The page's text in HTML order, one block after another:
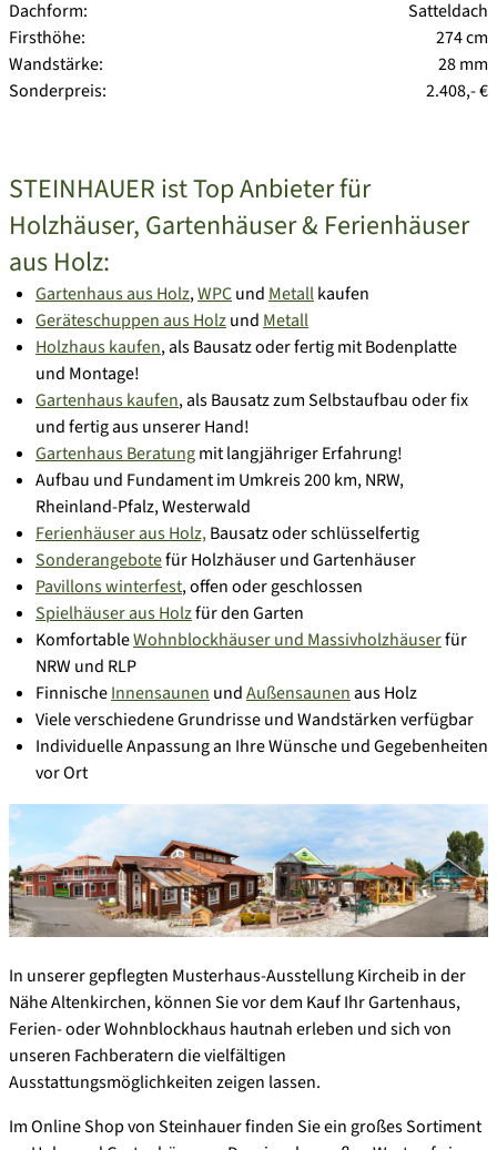
Dachform:
Satteldach
Firsthöhe:
274 cm
Wandstärke:
28 mm
Sonderpreis:
2.408,- €
STEINHAUER ist Top Anbieter für
Holzhäuser, Gartenhäuser & Ferienhäuser
aus Holz:
Gartenhaus aus Holz,WPCund Metallkaufen
Geräteschuppen aus Holzund Metall
Holzhaus kaufen, als Bausatz oder fertig mit Bodenplatte
und Montage!
Gartenhaus kaufen, als Bausatz zum Selbstaufbau oder fix
und fertig aus unserer Hand!
Gartenhaus Beratungmit langjähriger Erfahrung!
Aufbau und Fundament im Umkreis 200 km, NRW,
Rheinland-Pfalz, Westerwald
Ferienhäuser aus Holz,Bausatz oder schlüsselfertig
Sonderangebotefür Holzhäuser und Gartenhäuser
Pavillons winterfest, offen oder geschlossen
Spielhäuser aus Holzfür den Garten
KomfortableWohnblockhäuser und Massivholzhäuserfür
NRW und RLP
FinnischeInnensaunen undAußensaunenaus Holz
Viele verschiedene Grundrisse und Wandstärken verfügbar
Individuelle Anpassung an Ihre Wünsche und Gegebenheiten
vor Ort
In unserer gepflegten Musterhaus-Ausstellung Kircheib in der
Nähe Altenkirchen, können Sie vor dem Kauf Ihr Gartenhaus,
Ferien- oder Wohnblockhaus hautnah erleben und sich von
unseren Fachberatern die vielfältigen
Ausstattungsmöglichkeiten zeigen lassen.
Im Online Shop von Steinhauer finden Sie ein großes Sortiment